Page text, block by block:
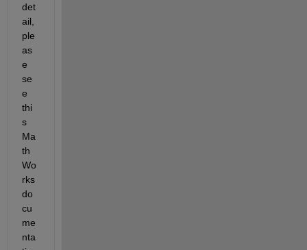
det
ail,
ple
as
e
se
e
thi
s
Ma
th
Wo
rks
do
cu
me
nta